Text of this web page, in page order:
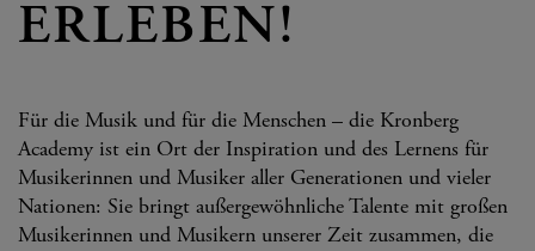
ERLEBEN!
Für die Musik und für die Menschen – die Kronberg
Academy ist ein Ort der Inspiration und des Lernens für
Musikerinnen und Musiker aller Generationen und vieler
Nationen: Sie bringt außergewöhnliche Talente mit großen
Musikerinnen und Musikern unserer Zeit zusammen, die